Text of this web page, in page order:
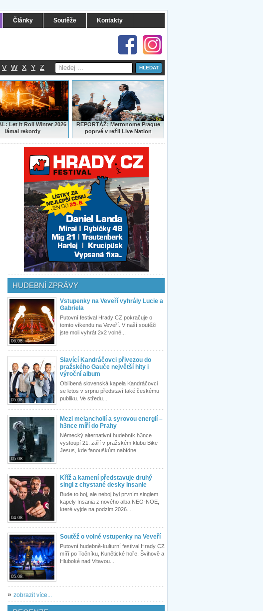
Články Soutěže Kontakty
V W X Y Z
Let It Roll Winter 2026
lámal rekordy
REPORTÁŽ:Metronome Prague
poprvé v režii Live Nation
HUDEBNÍ ZPRÁVY
06.08.
Vstupenky na Veveří vyhrály Lucie a
Gabriela
Putovní festival Hrady CZ pokračuje o
tomto víkendu na Veveří. V naší soutěži
jste moli vyhrát 2x2 volné...
05.08.
Slavící Kandráčovci přivezou do
pražského Gauče největší hity i
výroční album
Oblíbená slovenská kapela Kandráčovci
se letos v srpnu představí také českému
publiku. Ve středu...
05.08.
Mezi melancholií a syrovou energií –
h3nce míří do Prahy
Německý alternativní hudebník h3nce
vystoupí 21. září v pražském klubu Bike
Jesus, kde fanouškům nabídne...
04.08.
Kříž a kamení představuje druhý
singl z chystané desky Insanie
Bude to boj, ale neboj byl prvním singlem
kapely Insania z nového alba NEO-NOE,
které vyjde na podzim 2026....
05.08.
Soutěž o volné vstupenky na Veveří
Putovní hudebně-kulturní festival Hrady CZ
míří po Točníku, Kunětické hoře, Švihově a
Hluboké nad Vltavou...
» zobrazit více...